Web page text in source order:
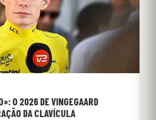
O 2026 DE VINGEGAARD
DA CLAVÍCULA